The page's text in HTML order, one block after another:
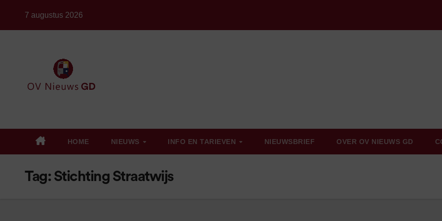
7 augustus 2026
HOME NIEUWS INFO EN TARIEVEN NIEUWSBRIEF OVER OV NIEUWS GD
Tag: Stichting Straatwijs